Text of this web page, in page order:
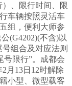
、限行时间、限
车辆按照灵活车
组，便利大师参
(G4202)(不含)以
组合及对应法则
号限行”。成都会
月13日12时解除
小型、微型载客